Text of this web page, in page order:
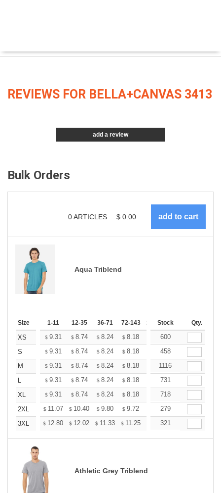
REVIEWS FOR BELLA+CANVAS 3413
add a review
Bulk Orders
0ARTICLES $ 0.00
Aqua Triblend
Size 1-11 12-35 36-71 72-143 144-287 288 + More
Stock Qty.
XS $ 9.31 $ 8.74 $ 8.24 $ 8.18 7.80
600
S
$ 9.31 $ 8.74 $ 8.24 $ 8.18 7.80
458
M
$ 9.31 $ 8.74 $ 8.24 $ 8.18 7.80
1116
L
$ 9.31 $ 8.74 $ 8.24 $ 8.18 7.80
731
XL
$ 9.31 $ 8.74 $ 8.24 $ 8.18 7.80
718
2XL
$ 11.07 $ 10.40 $ 9.80 $ 9.72 9.28
279
3XL
$ 12.80 $ 12.02 $ 11.33 $ 11.25 10.73
321
Athletic Grey Triblend